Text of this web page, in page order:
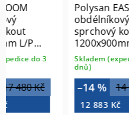
3
Kč
Polysan EASY
obdélníkový
sprchový kout
1200x900mm, čiré
sklo L/P varianta
EL1215EL3315
Skladem (expedice do 3
14 980 Kč
12 883 Kč